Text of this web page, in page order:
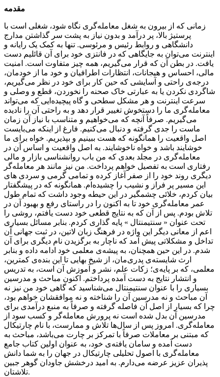
مقدمه
زمانی که از بیرون به شغل معامله‌گری نگاه شود، شغلی‌ است با
پرستیژ بالا، پر درآمد و بدون نیاز به پشت سر گذاشتن مدارج
دانشگاهی و روابط رئیس و مرئوسی. تنها به کمک یک رایانه و
اینترنت می‌توان به جایگاهی که در فانتزی خود برای آن قائلیم دست
یافت. در بطن آن که قرار می‌گیریم، همه چیز متفاوت است. امنیت
مالی، احساس و هیجانات، انتظارات اطرافیان و خود ما از خودمان،
درجه‌ی راحتی و آسایشی که حین کار برای خود در نظر می‌گیریم،
شاگردی نکردن یا به عبارتی خاک صحنه را نخوردن، قطع و وصلی و
سرعت اینترنت و هر مشکل سطحی و گاه پیچیده‌ایی که می‌تواند
معامله‌گری ما را دستخوش تغییر قرار دهد و به راحتی آن را نادیده
می‌گیریم. صرفاً آنچه که می‌خواهیم و متناسب با نیاز آن زمان
ماست را جدی گرفته و دنبال می‌کنیم. فارغ از اینکه می‌بایست
اصل واقعیت را همانگونه که هست ببینیم و بپذیریم. خواه برای ما
خوشایند باشد و خواه ناخوشایند. به اصل واقعیت و اساس آن در
معامله‌گری در مجلد بعدی که من باب روانشناسی بازار و مالی
رفتاری است به تفصیل خواهم پرداخت. من نیز مانند هر معامله‌گر
دیگری روند خود را از صفر آغاز کرده و تمامی گرمی و سردی های
این مسیر پر فراز و نشیب را چشیده‌ام. همانگونه که در پیشگفتار
بیان کردم، خلائی چشمگیر در این حیطه وجود داشت که تمام طول
عمر معامله‌گری خود تا به اکنون را در راستای رفع و بهبود آن در
تلاش بودم. پس از آن که به نتایج قطعی خود دست یافتم، روشی را
تحت عنوان « سنتیمنتال » پایه گذاری کردم. بنابر مسائل بسیاری
اعم از معانی دیگر این واژه در فرهنگ زبان لاتین، در ثبت جهانی آن
تداخل و مشکلاتی پیش آمد که ناچار به برگزیدن نام دیگری برای آن
شدم. در این حین همچنان، به پیشه‌ی معلمی خود ادامه داده و بنابر
ارث شایسته‌ی پدری‌مان، از شیخ بهایی تا این بنده‌ی کمترین،
معلمی، که بر پایه‌ی؛ زکات علم، نشر و آموزش آن است، به تدریس
و انتشار نتایج به دست آمده پرداختم. اکنون مباحث و مدرسین
بسیاری را با عنوان سنتیمنتال می‌شناسید که گاهی خود من نیز نه
آن مباحث و نه مدرسین آن را شناخته و نه موافقشان خواهم بود،
چرا که بسیار از اصل آن فاصله گرفته و صرفاً به منبع درآمدی برای
مدرسین آن بدل شده است نه پرورش معامله‌گر و کسب سود از
معامله‌گری. امروز پس از سال‌ها تلاش و ممارست، با نام چارتیکال
که مبتنی بر معاملات صرفاً با تمرکز بر چارت می‌باشد، مباحث به
دست آمده و سامان یافته‌ی خود، به عنوان اولین کتاب جامع
معامله‌گری با اصول تحلیلی چارتیکال در جهان را به شما دانش
پذیران عزیز عرضه می‌دارم. به امید درخشش جاودان گوهر جبین
تلاشتان.